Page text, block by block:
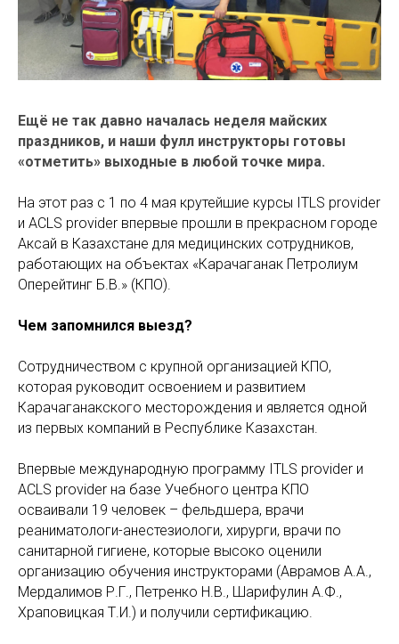
Ещё не так давно началась неделя майских
праздников, и наши фулл инструкторы готовы
«отметить» выходные в любой точке мира.
На этот раз с 1 по 4 мая крутейшие курсы ITLS provider
и ACLS provider впервые прошли в прекрасном городе
Аксай в Казахстане для медицинских сотрудников,
работающих на объектах «Карачаганак Петролиум
Оперейтинг Б.В.» (КПО).
Чем запомнился выезд?
Сотрудничеством с крупной организацией КПО,
которая руководит освоением и развитием
Карачаганакского месторождения и является одной
из первых компаний в Республике Казахстан.
Впервые международную программу ITLS provider и
ACLS provider на базе Учебного центра КПО
осваивали 19 человек – фельдшера, врачи
реаниматологи-анестезиологи, хирурги, врачи по
санитарной гигиене, которые высоко оценили
организацию обучения инструкторами (Аврамов А.А.,
Мердалимов Р.Г., Петренко Н.В., Шарифулин А.Ф.,
Храповицкая Т.И.) и получили сертификацию.